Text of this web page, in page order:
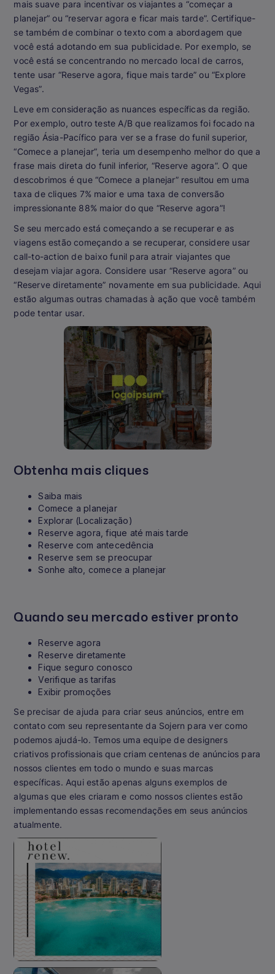
mais suave para incentivar os viajantes a “começar a
planejar” ou “reservar agora e ficar mais tarde”. Certifique-
se também de combinar o texto com a abordagem que
você está adotando em sua publicidade. Por exemplo, se
você está se concentrando no mercado local de carros,
tente usar “Reserve agora, fique mais tarde” ou “Explore
Vegas”.
Leve em consideração as nuances específicas da região.
Por exemplo, outro teste A/B que realizamos foi focado na
região Ásia-Pacífico para ver se a frase do funil superior,
“Comece a planejar”, teria um desempenho melhor do que a
frase mais direta do funil inferior, “Reserve agora”. O que
descobrimos é que “Comece a planejar” resultou em uma
taxa de cliques 7% maior e uma taxa de conversão
impressionante 88% maior do que “Reserve agora”!
Se seu mercado está começando a se recuperar e as
viagens estão começando a se recuperar, considere usar
call-to-action de baixo funil para atrair viajantes que
desejam viajar agora. Considere usar “Reserve agora” ou
“Reserve diretamente” novamente em sua publicidade. Aqui
estão algumas outras chamadas à ação que você também
pode tentar usar.
Obtenha mais cliques
Saiba mais
Comece a planejar
Explorar (Localização)
Reserve agora, fique até mais tarde
Reserve com antecedência
Reserve sem se preocupar
Sonhe alto, comece a planejar
Quando seu mercado estiver pronto
Reserve agora
Reserve diretamente
Fique seguro conosco
Verifique as tarifas
Exibir promoções
Se precisar de ajuda para criar seus anúncios, entre em
contato com seu representante da Sojern para ver como
podemos ajudá-lo. Temos uma equipe de designers
criativos profissionais que criam centenas de anúncios para
nossos clientes em todo o mundo e suas marcas
específicas. Aqui estão apenas alguns exemplos de
algumas que eles criaram e como nossos clientes estão
implementando essas recomendações em seus anúncios
atualmente.